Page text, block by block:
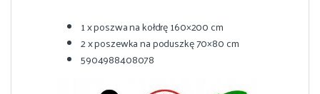
1 x poszwa na kołdrę 160×200 cm
2 x poszewka na poduszkę 70×80 cm
5904988408078